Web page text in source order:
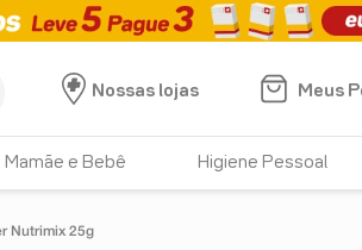
Nossas lojas
Meus
Mamãe e Bebê Higiene Pessoal
Nutrimix 25g